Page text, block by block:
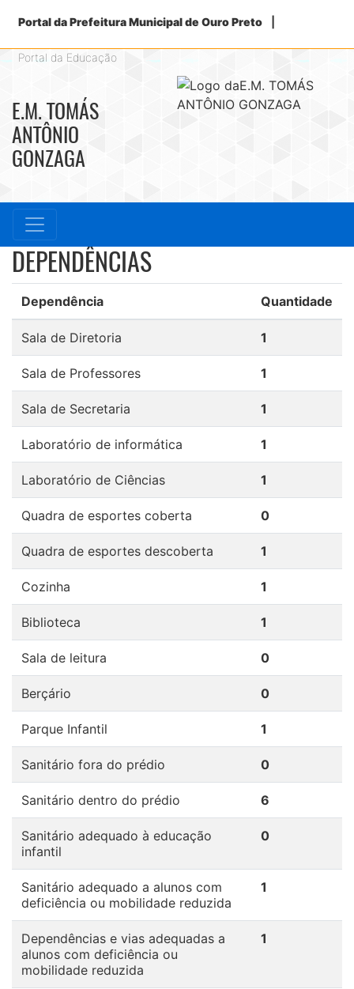
Portal da Prefeitura Municipal de Ouro Preto
Portal da Educação
E.M. TOMÁS
ANTÔNIO
GONZAGA
DEPENDÊNCIAS
Dependência Quantidade
Sala de Diretoria 1
Sala de Professores 1
Sala de Secretaria 1
Laboratório de informática 1
Laboratório de Ciências 1
Quadra de esportes coberta 0
Quadra de esportes descoberta 1
Cozinha 1
Biblioteca 1
Sala de leitura 0
Berçário 0
Parque Infantil 1
Sanitário fora do prédio 0
Sanitário dentro do prédio 6
Sanitário adequado à educação
infantil
0
Sanitário adequado a alunos com
deficiência ou mobilidade reduzida
1
Dependências e vias adequadas a
alunos com deficiência ou
mobilidade reduzida
1